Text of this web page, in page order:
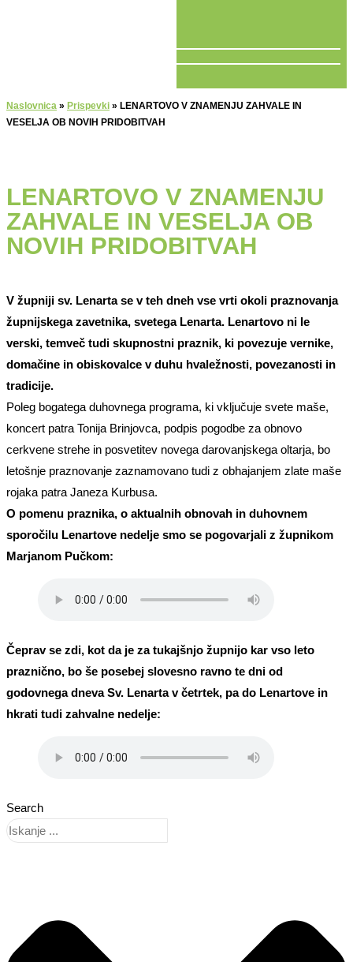
Naslovnica » Prispevki » LENARTOVO V ZNAMENJU ZAHVALE IN
VESELJA OB NOVIH PRIDOBITVAH
LENARTOVO V ZNAMENJU
ZAHVALE IN VESELJA OB
NOVIH PRIDOBITVAH
V župniji sv. Lenarta se v teh dneh vse vrti okoli praznovanja
župnijskega zavetnika, svetega Lenarta. Lenartovo ni le
verski, temveč tudi skupnostni praznik, ki povezuje vernike,
domačine in obiskovalce v duhu hvaležnosti, povezanosti in
tradicije.
Poleg bogatega duhovnega programa, ki vključuje svete maše,
koncert patra Tonija Brinjovca, podpis pogodbe za obnovo
cerkvene strehe in posvetitev novega darovanjskega oltarja, bo
letošnje praznovanje zaznamovano tudi z obhajanjem zlate maše
rojaka patra Janeza Kurbusa.
O pomenu praznika, o aktualnih obnovah in duhovnem
sporočilu Lenartove nedelje smo se pogovarjali z župnikom
Marjanom Pučkom:
Čeprav se zdi, kot da je za tukajšnjo župnijo kar vso leto
praznično, bo še posebej slovesno ravno te dni od
godovnega dneva Sv. Lenarta v četrtek, pa do Lenartove in
hkrati tudi zahvalne nedelje:
Search